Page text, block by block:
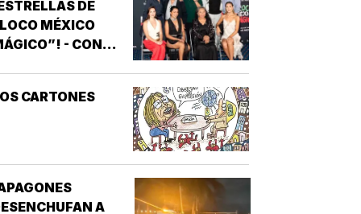
DE
MÉXICO
- CON
CARTONES
A